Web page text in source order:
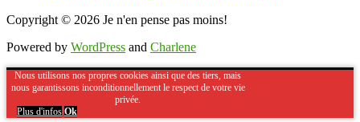
Copyright © 2026 Je n'en pense pas moins!
Powered by WordPress and Charlene
Nous utilisons nos propres cookies ainsi que des tiers, mais
nous garantissons inconditionnellement le respect de votre vie
privée.
Plus d'infos Ok